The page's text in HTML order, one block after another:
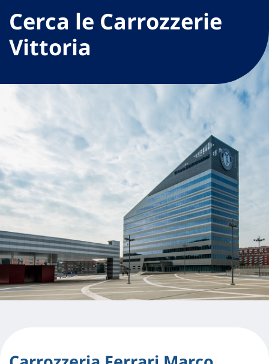
Cerca le Carrozzerie
Vittoria